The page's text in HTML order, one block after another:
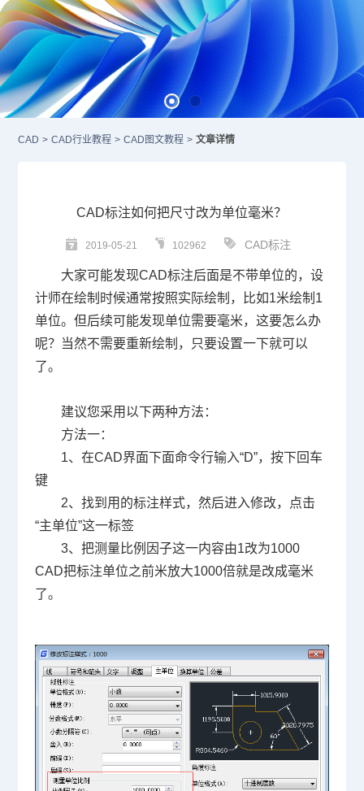
CAD > CAD行业教程 > CAD图文教程 > 文章详情
CAD标注如何把尺寸改为单位毫米？
2019-05-21 102962 CAD标注
大家可能发现CAD标注后面是不带单位的，设
计师在绘制时候通常按照实际绘制，比如1米绘制1
单位。但后续可能发现单位需要毫米，这要怎么办
呢？当然不需要重新绘制，只要设置一下就可以
了。
建议您采用以下两种方法：
方法一：
1、在CAD界面下面命令行输入“D”，按下回车
键
2、找到用的标注样式，然后进入修改，点击
“主单位”这一标签
3、把测量比例因子这一内容由1改为1000
CAD把标注单位之前米放大1000倍就是改成毫米
了。